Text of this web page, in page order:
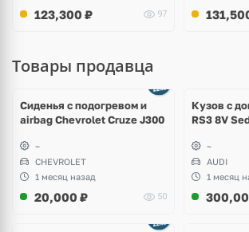
123,300 ₽ 97
Товары продавца
Сиденья с подогревом и
airbag Chevrolet Cruze J300
~
CHEVROLET
1 месяц назад
20,000 ₽ 50
Кузов с
RS3 8V
~
AUDI
1 месяц